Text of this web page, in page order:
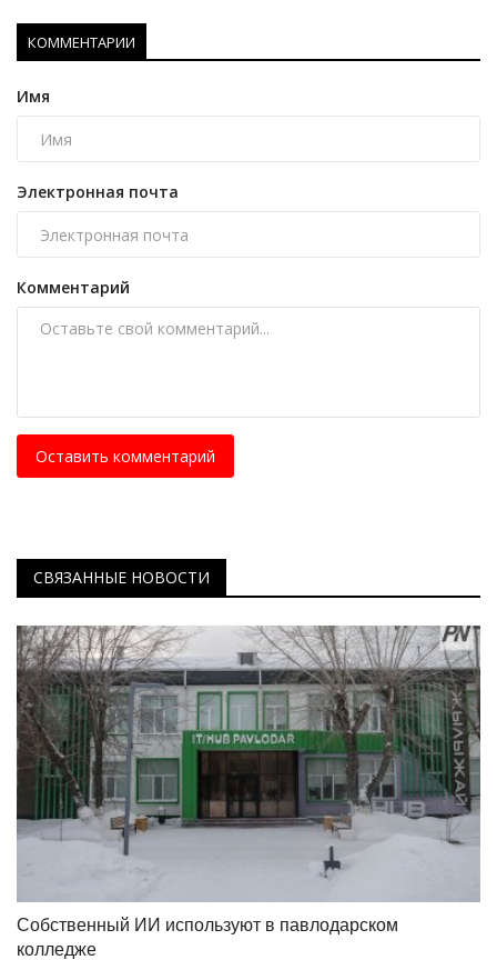
КОММЕНТАРИИ
Имя
Электронная почта
Комментарий
Оставить комментарий
СВЯЗАННЫЕ НОВОСТИ
Собственный ИИ используют в павлодарском
колледже